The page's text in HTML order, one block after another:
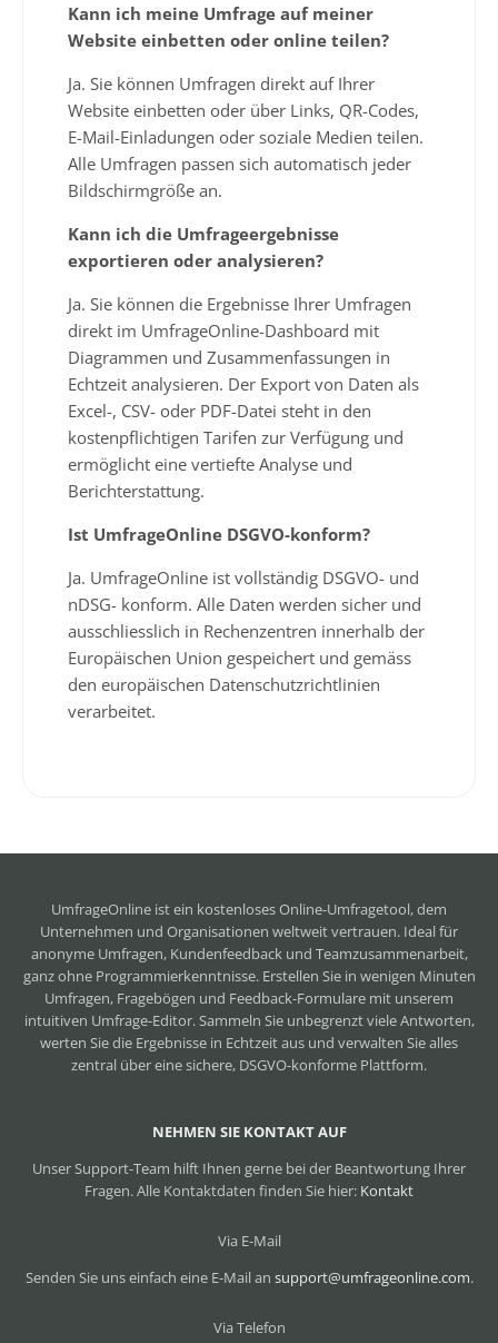
Kann ich meine Umfrage auf meiner
Website einbetten oder online teilen?
Ja. Sie können Umfragen direkt auf Ihrer
Website einbetten oder über Links, QR-Codes,
E-Mail-Einladungen oder soziale Medien teilen.
Alle Umfragen passen sich automatisch jeder
Bildschirmgröße an.
Kann ich die Umfrageergebnisse
exportieren oder analysieren?
Ja. Sie können die Ergebnisse Ihrer Umfragen
direkt im UmfrageOnline-Dashboard mit
Diagrammen und Zusammenfassungen in
Echtzeit analysieren. Der Export von Daten als
Excel-, CSV- oder PDF-Datei steht in den
kostenpflichtigen Tarifen zur Verfügung und
ermöglicht eine vertiefte Analyse und
Berichterstattung.
Ist UmfrageOnline DSGVO-konform?
Ja. UmfrageOnline ist vollständig DSGVO- und
nDSG- konform. Alle Daten werden sicher und
ausschliesslich in Rechenzentren innerhalb der
Europäischen Union gespeichert und gemäss
den europäischen Datenschutzrichtlinien
verarbeitet.
UmfrageOnline ist ein kostenloses Online-Umfragetool, dem
Unternehmen und Organisationen weltweit vertrauen. Ideal für
anonyme Umfragen, Kundenfeedback und Teamzusammenarbeit,
ganz ohne Programmierkenntnisse. Erstellen Sie in wenigen Minuten
Umfragen, Fragebögen und Feedback-Formulare mit unserem
intuitiven Umfrage-Editor. Sammeln Sie unbegrenzt viele Antworten,
werten Sie die Ergebnisse in Echtzeit aus und verwalten Sie alles
zentral über eine sichere, DSGVO-konforme Plattform.
NEHMEN SIE KONTAKT AUF
Unser Support-Team hilft Ihnen gerne bei der Beantwortung Ihrer
Fragen. Alle Kontaktdaten finden Sie hier: Kontakt
Via E-Mail
Senden Sie uns einfach eine E-Mail an support@umfrageonline.com.
Via Telefon